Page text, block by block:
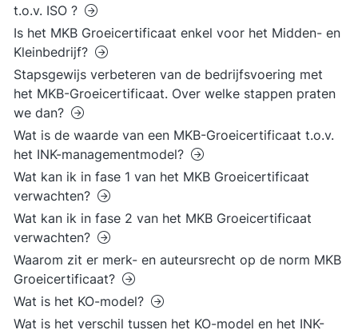
t.o.v. ISO ?
Is het MKB Groeicertificaat enkel voor het Midden- en
Kleinbedrijf?
Stapsgewijs verbeteren van de bedrijfsvoering met
het MKB-Groeicertificaat. Over welke stappen praten
we dan?
Wat is de waarde van een MKB-Groeicertificaat t.o.v.
het INK-managementmodel?
Wat kan ik in fase 1 van het MKB Groeicertificaat
verwachten?
Wat kan ik in fase 2 van het MKB Groeicertificaat
verwachten?
Waarom zit er merk- en auteursrecht op de norm MKB
Groeicertificaat?
Wat is het KO-model?
Wat is het verschil tussen het KO-model en het INK-